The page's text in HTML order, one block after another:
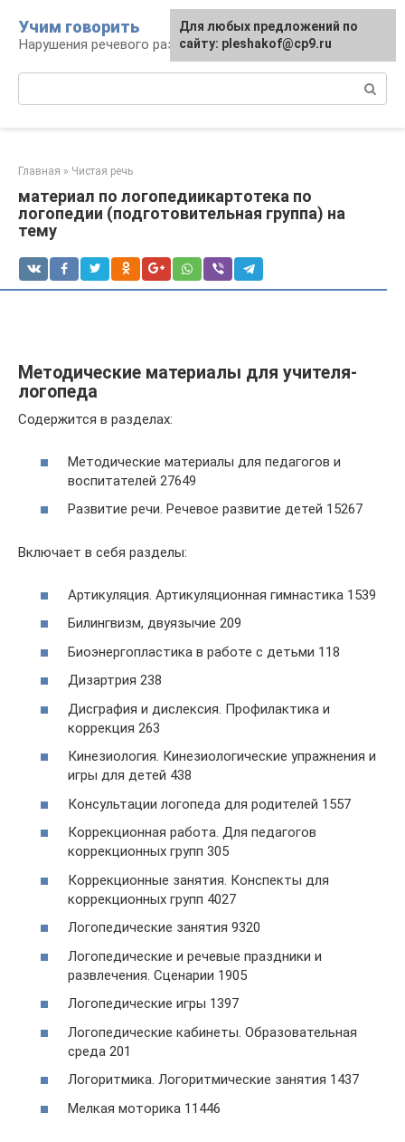
контенту
Учим говорить
Нарушения речевого развития
Главная » Чистая речь
материал по логопедиикартотека по
логопедии (подготовительная группа) на
тему
Методические материалы для учителя-
логопеда
Содержится в разделах:
Методические материалы для педагогов и
воспитателей 27649
Развитие речи. Речевое развитие детей 15267
Включает в себя разделы:
Артикуляция. Артикуляционная гимнастика 1539
Билингвизм, двуязычие 209
Биоэнергопластика в работе с детьми 118
Дизартрия 238
Дисграфия и дислексия. Профилактика и
коррекция 263
Кинезиология. Кинезиологические упражнения и
игры для детей 438
Консультации логопеда для родителей 1557
Коррекционная работа. Для педагогов
коррекционных групп 305
Коррекционные занятия. Конспекты для
коррекционных групп 4027
Логопедические занятия 9320
Логопедические и речевые праздники и
развлечения. Сценарии 1905
Логопедические игры 1397
Логопедические кабинеты. Образовательная
среда 201
Логоритмика. Логоритмические занятия 1437
Мелкая моторика 11446
Для любых предложений по
сайту: pleshakof@cp9.ru